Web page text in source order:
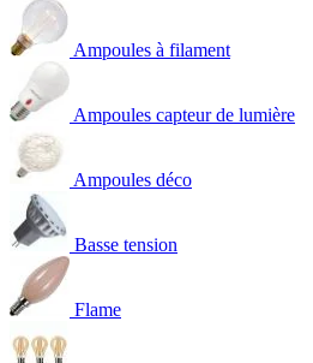
Ampoules à filament
Ampoules capteur de lumière
Ampoules déco
Basse tension
Flame